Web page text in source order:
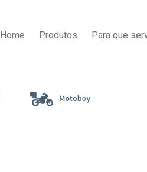
Home Produtos Para que
ENTREGA